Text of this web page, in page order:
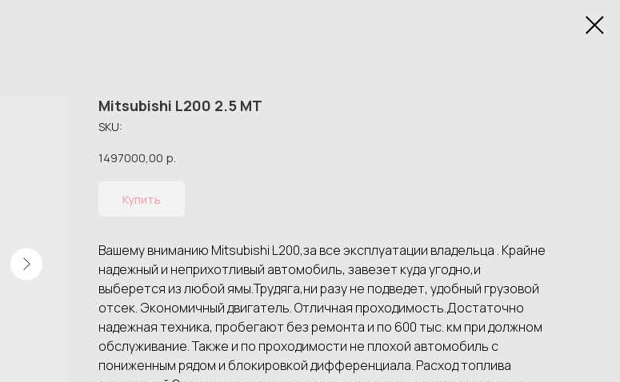
Mitsubishi L200 2.5 MT
SKU:
1497000,00 р.
Купить
Вашему вниманию Mitsubishi L200,за все эксплуатации владельца . Крайне
надежный и неприхотливый автомобиль, завезет куда угодно,и
выберется из любой ямы.Трудяга,ни разу не подведет, удобный грузовой
отсек. Экономичный двигатель. Отличная проходимость.Достаточно
надежная техника, пробегают без ремонта и по 600 тыс. км при должном
обслуживание. Также и по проходимости не плохой автомобиль с
пониженным рядом и блокировкой дифференциала. Расход топлива